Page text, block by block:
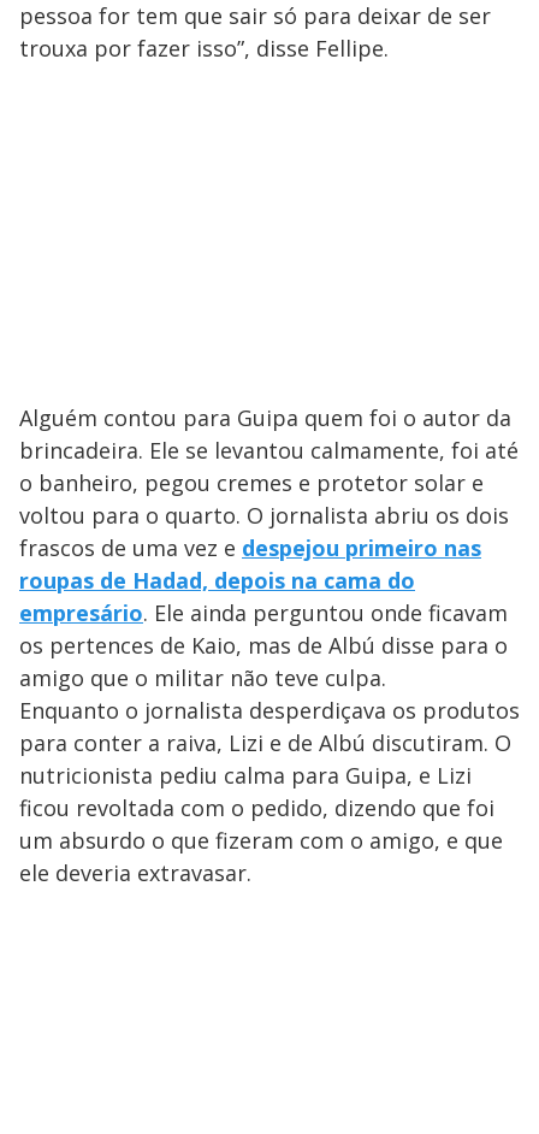
pessoa for tem que sair só para deixar de ser
trouxa por fazer isso”, disse Fellipe.
Alguém contou para Guipa quem foi o autor da
brincadeira. Ele se levantou calmamente, foi até
o banheiro, pegou cremes e protetor solar e
voltou para o quarto. O jornalista abriu os dois
frascos de uma vez e despejou primeiro nas
roupas de Hadad, depois na cama do
empresário. Ele ainda perguntou onde ficavam
os pertences de Kaio, mas de Albú disse para o
amigo que o militar não teve culpa.
Enquanto o jornalista desperdiçava os produtos
para conter a raiva, Lizi e de Albú discutiram. O
nutricionista pediu calma para Guipa, e Lizi
ficou revoltada com o pedido, dizendo que foi
um absurdo o que fizeram com o amigo, e que
ele deveria extravasar.